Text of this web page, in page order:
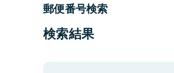
郵便番号検索
検索結果